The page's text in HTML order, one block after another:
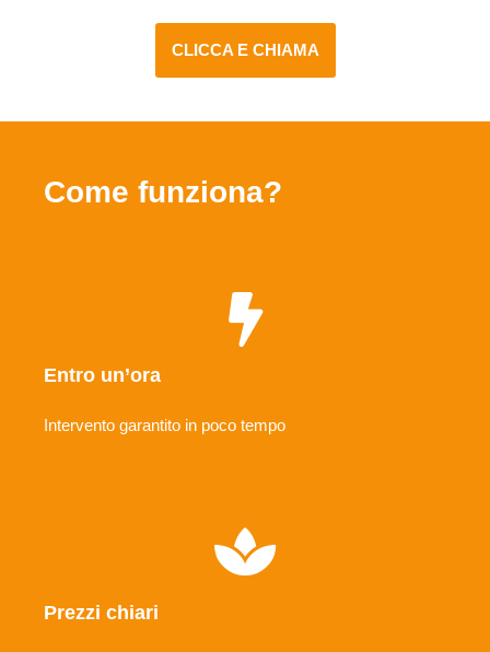
CLICCA E CHIAMA
Come funziona?
Entro un’ora
Intervento garantito in poco tempo
Prezzi chiari